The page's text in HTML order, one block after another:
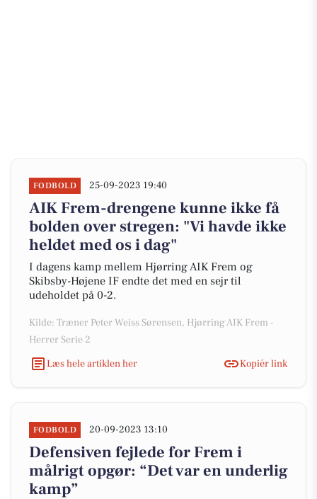
FODBOLD 25-09-2023 19:40
AIK Frem-drengene kunne ikke få
bolden over stregen: "Vi havde ikke
heldet med os i dag"
I dagens kamp mellem Hjørring AIK Frem og
Skibsby-Højene IF endte det med en sejr til
udeholdet på 0-2.
Kilde: Træner Peter Weiss Sørensen, Hjørring AIK Frem -
Herrer Serie 2
Læs hele artiklen her
Kopiér link
FODBOLD 20-09-2023 13:10
Defensiven fejlede for Frem i
målrigt opgør: “Det var en underlig
kamp”